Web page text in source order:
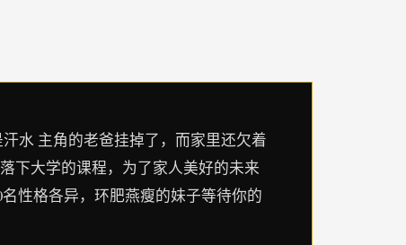
水 主角的老爸挂掉了，而家里还欠着
下大学的课程，为了家人美好的未来
性格各异，环肥燕瘦的妹子等待你的